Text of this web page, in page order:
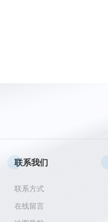
联系我们
联系方式
在线留言